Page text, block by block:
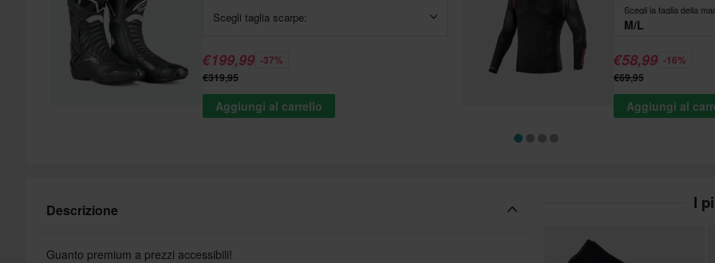
Scegli taglia scarpe:
€199,99 -37%
€319,95
Aggiungi al carrello
Scegli la taglia della
M/L
€58,99 -16%
€69,95
Aggiungi al
Descrizione
Guanto premium a prezzi accessibili!
I